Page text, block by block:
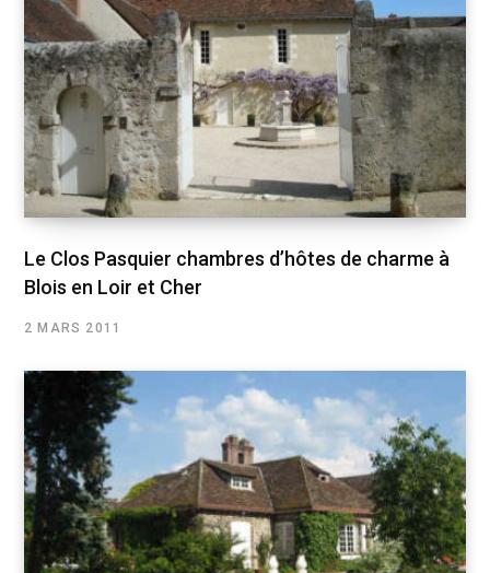
Le Clos Pasquier chambres d’hôtes de charme à
Blois en Loir et Cher
2 MARS 2011